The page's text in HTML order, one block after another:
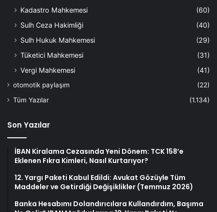
Kadastro Mahkemesi
(60)
Sulh Ceza Hakimliği
(40)
Sulh Hukuk Mahkemesi
(29)
Tüketici Mahkemesi
(31)
Vergi Mahkemesi
(41)
otomotik paylaşım
(22)
Tüm Yazılar
(1.134)
Son Yazılar
İBAN Kiralama Cezasında Yeni Dönem: TCK 158’e
Eklenen Fıkra Kimleri, Nasıl Kurtarıyor?
12. Yargı Paketi Kabul Edildi: Avukat Gözüyle Tüm
Maddeler ve Getirdiği Değişiklikler (Temmuz 2026)
Banka Hesabımı Dolandırıcılara Kullandırdım, Başıma